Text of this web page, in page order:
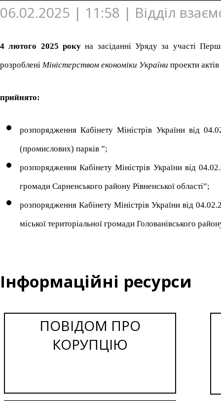
06.02.2025 | 11:58 | Відділ
4 лютого 2025 рокуна засіданні Уряду за участі
розроблені Міністерством економіки України проекти актів
прийнято:
розпорядження Кабінету Міністрів України від
(промислових) парків ”;
розпорядження Кабінету Міністрів України від
громади Сарненського району Рівненської області”;
розпорядження Кабінету Міністрів України від
міської територіальної громади Голованівського
Інформаційні ресурси
ПОВІДОМ ПРО
КОРУПЦІЮ